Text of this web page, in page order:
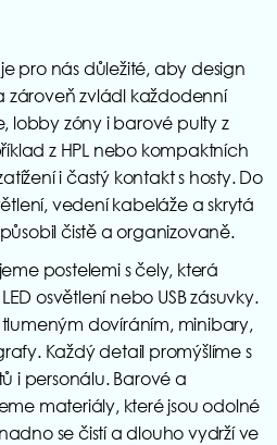
pro nás důležité, aby design
zároveň zvládl každodenní
lobby zóny i barové pulty z
z HPL nebo kompaktních
i častý kontakt s hosty. Do
vedení kabeláže a skrytá
čistě a organizovaně.
postelemi s čely, která
osvětlení nebo USB zásuvky.
tlumeným dovíráním, minibary,
Každý detail promýšlíme s
i personálu. Barové a
materiály, které jsou odolné
se čistí a dlouho vydrží ve